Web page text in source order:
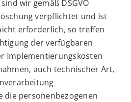
wir gemäß DSGVO
verpflichtet und ist
erforderlich, so treffen
der verfügbaren
Implementierungskosten
auch technischer Art,
die personenbezogenen